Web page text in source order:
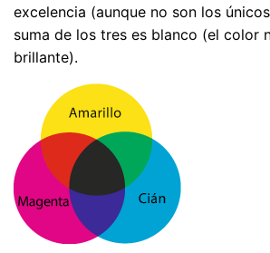
excelencia (aunque no son los
suma de los tres es blanco (el color
brillante).